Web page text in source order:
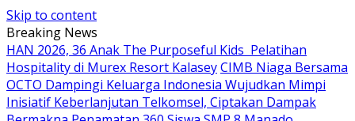
Skip to content
Breaking News
HAN 2026, 36 Anak The Purposeful Kids Pelatihan
Hospitality di Murex Resort KalaseyCIMB Niaga Bersama
OCTO Dampingi Keluarga Indonesia Wujudkan Mimpi
Inisiatif Keberlanjutan Telkomsel, Ciptakan Dampak